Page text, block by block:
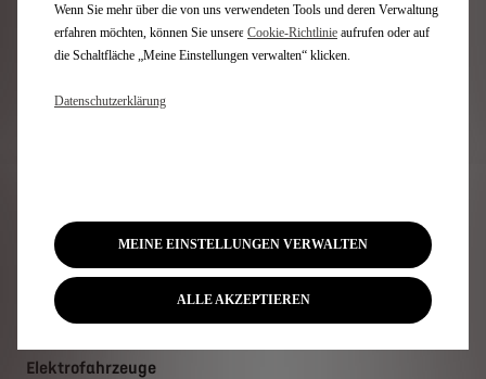
GmbH; Neuwagenangebot von Stellantis Bank SA
Niederlassung Österreich gültig bei
Kaufvertragsabschluss, sowie Einreichung im
Details bei Ihrem DS-Retailer. Keine Barablöse
Modelle
Elektrofahrzeuge
Wenn Sie mehr über die von uns verwendeten Tools und deren Verwaltung
erfahren möchten, können Sie unsere Cookie‑Richtlinie aufrufen oder auf
die Schaltfläche „Meine Einstellungen verwalten“ klicken.
Datenschutzerklärung
MEINE EINSTELLUNGEN VERWALTEN
ALLE AKZEPTIEREN